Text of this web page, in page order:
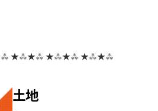
★⁂★⁂ ★⁂★⁂ ★⁂★⁂
土地